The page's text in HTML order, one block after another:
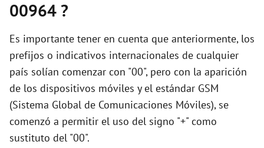
00964 ?
Es importante tener en cuenta que anteriormente, los
prefijos o indicativos internacionales de cualquier
país solían comenzar con "00", pero con la aparición
de los dispositivos móviles y el estándar GSM
(Sistema Global de Comunicaciones Móviles), se
comenzó a permitir el uso del signo "+" como
sustituto del "00".